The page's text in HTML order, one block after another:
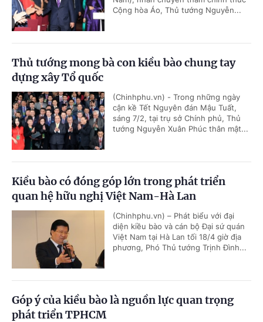
Cộng hòa Áo, Thủ tướng Nguyễn...
Thủ tướng mong bà con kiều bào chung tay
dựng xây Tổ quốc
(Chinhphu.vn) - Trong những ngày
cận kề Tết Nguyên đán Mậu Tuất,
sáng 7/2, tại trụ sở Chính phủ, Thủ
tướng Nguyễn Xuân Phúc thân mật...
Kiều bào có đóng góp lớn trong phát triển
quan hệ hữu nghị Việt Nam-Hà Lan
(Chinhphu.vn) – Phát biểu với đại
diện kiều bào và cán bộ Đại sứ quán
Việt Nam tại Hà Lan tối 18/4 giờ địa
phương, Phó Thủ tướng Trịnh Đình...
Góp ý của kiều bào là nguồn lực quan trọng
phát triển TPHCM